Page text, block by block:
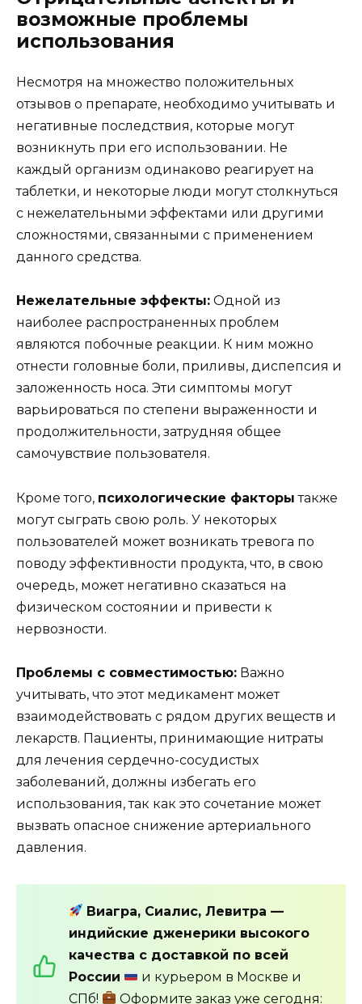
возможные проблемы
использования
Несмотря на множество положительных
отзывов о препарате, необходимо учитывать и
негативные последствия, которые могут
возникнуть при его использовании. Не
каждый организм одинаково реагирует на
таблетки, и некоторые люди могут столкнуться
с нежелательными эффектами или другими
сложностями, связанными с применением
данного средства.
Нежелательные эффекты: Одной из
наиболее распространенных проблем
являются побочные реакции. К ним можно
отнести головные боли, приливы, диспепсия и
заложенность носа. Эти симптомы могут
варьироваться по степени выраженности и
продолжительности, затрудняя общее
самочувствие пользователя.
Кроме того, психологические факторы также
могут сыграть свою роль. У некоторых
пользователей может возникать тревога по
поводу эффективности продукта, что, в свою
очередь, может негативно сказаться на
физическом состоянии и привести к
нервозности.
Проблемы с совместимостью: Важно
учитывать, что этот медикамент может
взаимодействовать с рядом других веществ и
лекарств. Пациенты, принимающие нитраты
для лечения сердечно-сосудистых
заболеваний, должны избегать его
использования, так как это сочетание может
вызвать опасное снижение артериального
давления.
Виагра, Сиалис, Левитра —
индийские дженерики высокого
качества с доставкой по всей
России
и курьером в Москве и
СПб!
Оформите заказ уже сегодня: